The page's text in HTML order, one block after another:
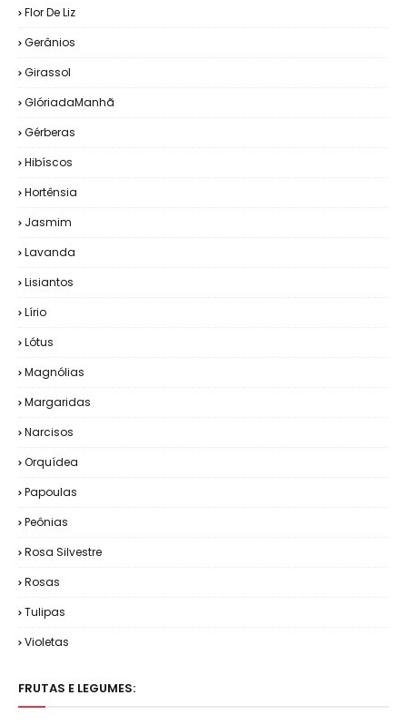
Flor De Liz
Gerânios
Girassol
GlóriadaManhã
Gérberas
Hibíscos
Hortênsia
Jasmim
Lavanda
Lisiantos
Lírio
Lótus
Magnólias
Margaridas
Narcisos
Orquídea
Papoulas
Peônias
Rosa Silvestre
Rosas
Tulipas
Violetas
FRUTAS E LEGUMES: